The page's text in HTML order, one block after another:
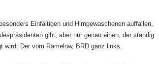
Einfältigen und Hirngewaschenen auffallen,
gibt, aber nur genau einen, der ständig
Der vom Ramelow, BRD ganz links.